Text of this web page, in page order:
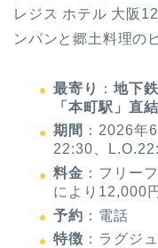
レジス ホテル 大阪
ンパンと郷土料理の
最寄り ： 地下
「本町駅」直結
期間 ：2026年
22:30、
料金 ：フリー
により12,000
予約 ：電話
特徴 ：ラグジ